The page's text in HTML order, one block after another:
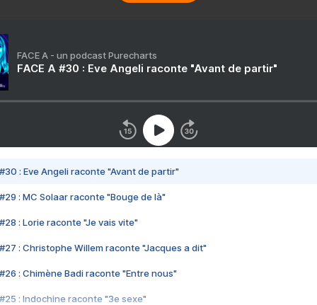
FACE A - un podcast Purecharts
FACE A #30 : Eve Angeli raconte "Avant de partir"
#30 : Eve Angeli raconte "Avant de partir"
#29 : MC Solaar raconte "Bouge de là"
#28 : Lorie raconte "Je vais vite"
#27 : Christophe Willem raconte "Jacques a dit"
#26 : Chimène Badi raconte "Entre nous"
#25 : Indochine raconte "3e sexe"